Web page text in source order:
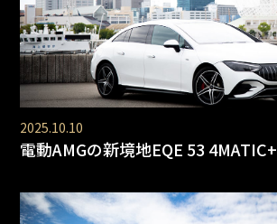
2025.10.10
電動AMGの新境地EQE 53 4MATIC+